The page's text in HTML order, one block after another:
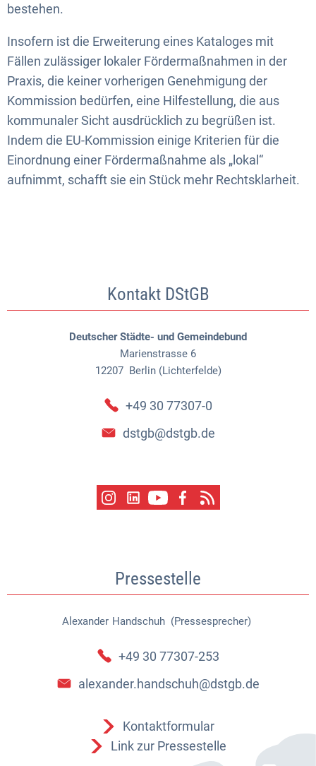
bestehen.
Insofern ist die Erweiterung eines Kataloges mit
Fällen zulässiger lokaler Fördermaßnahmen in der
Praxis, die keiner vorherigen Genehmigung der
Kommission bedürfen, eine Hilfestellung, die aus
kommunaler Sicht ausdrücklich zu begrüßen ist.
Indem die EU-Kommission einige Kriterien für die
Einordnung einer Fördermaßnahme als „lokal“
aufnimmt, schafft sie ein Stück mehr Rechtsklarheit.
Kontakt DStGB
Deutscher Städte- und Gemeindebund
Marienstrasse 6
12207 Berlin (Lichterfelde)
+49 30 77307-0
dstgb@dstgb.de
Pressestelle
Alexander Handschuh (Pressesprecher)
Alexander Handschuh
+49 30 77307-253
alexander.handschuh@dstgb.de
Kontaktformular
Link zur Pressestelle